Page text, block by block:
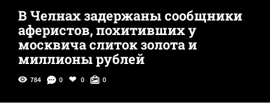
В Челнах задержаны сообщники
аферистов, похитивших у
москвича слиток золота и
миллионы рублей
784 0 0 0